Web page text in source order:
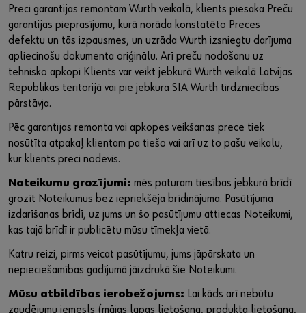
Preci garantijas remontam Wurth veikalā, klients piesaka Preču
garantijas pieprasījumu, kurā norāda konstatēto Preces
defektu un tās izpausmes, un uzrāda Wurth izsniegtu darījuma
apliecinošu dokumenta oriģinālu. Arī preču nodošanu uz
tehnisko apkopi Klients var veikt jebkurā Wurth veikalā Latvijas
Republikas teritorijā vai pie jebkura SIA Wurth tirdzniecības
pārstāvja.
Pēc garantijas remonta vai apkopes veikšanas prece tiek
nosūtīta atpakaļ klientam pa tiešo vai arī uz to pašu veikalu,
kur klients preci nodevis.
Noteikumu grozījumi: mēs paturam tiesības jebkurā brīdī
grozīt Noteikumus bez iepriekšēja brīdinājuma. Pasūtījuma
izdarīšanas brīdī, uz jums un šo pasūtījumu attiecas Noteikumi,
kas tajā brīdī ir publicētu mūsu tīmekļa vietā.
Katru reizi, pirms veicat pasūtījumu, jums jāpārskata un
nepieciešamības gadījumā jāizdrukā šie Noteikumi.
Mūsu atbildības ierobežojums: Lai kāds arī nebūtu
zaudējumu iemesls (mājas lapas lietošana, produkta lietošana,